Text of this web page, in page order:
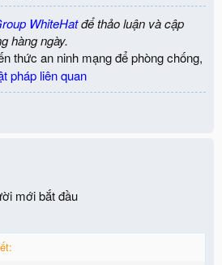
WhiteHatđể thảo luận và cập
hàng ngày.
thức an ninh mạng để phòng chống,
pháp liên quan
mới bắt đầu